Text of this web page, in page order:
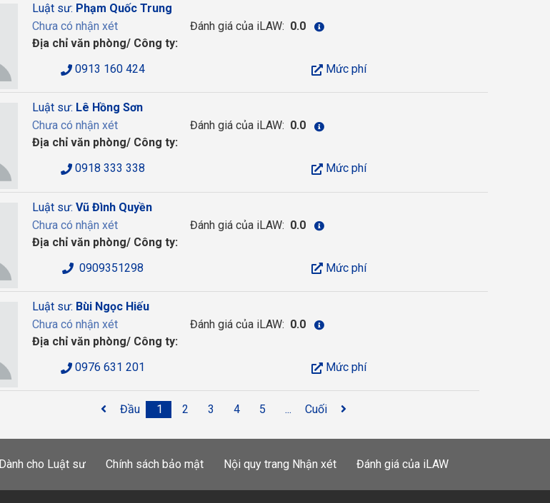
Luật sư: Phạm Quốc Trung
Chưa có nhận xét
Đánh giá của iLAW: 0.0
Địa chỉ văn phòng/ Công ty:
0913 160 424
Mức phí
Luật sư: Lê Hồng Sơn
Chưa có nhận xét
Đánh giá của iLAW: 0.0
Địa chỉ văn phòng/ Công ty:
0918 333 338
Mức phí
Luật sư: Vũ Đình Quyền
Chưa có nhận xét
Đánh giá của iLAW: 0.0
Địa chỉ văn phòng/ Công ty:
0909351298
Mức phí
Luật sư: Bùi Ngọc Hiếu
Chưa có nhận xét
Đánh giá của iLAW: 0.0
Địa chỉ văn phòng/ Công ty:
0976 631 201
Mức phí
Đầu 1 2 3 4 5 ... Cuối
Dành cho Luật sư Chính sách bảo mật Nội quy trang Nhận xét Đánh giá của iLAW